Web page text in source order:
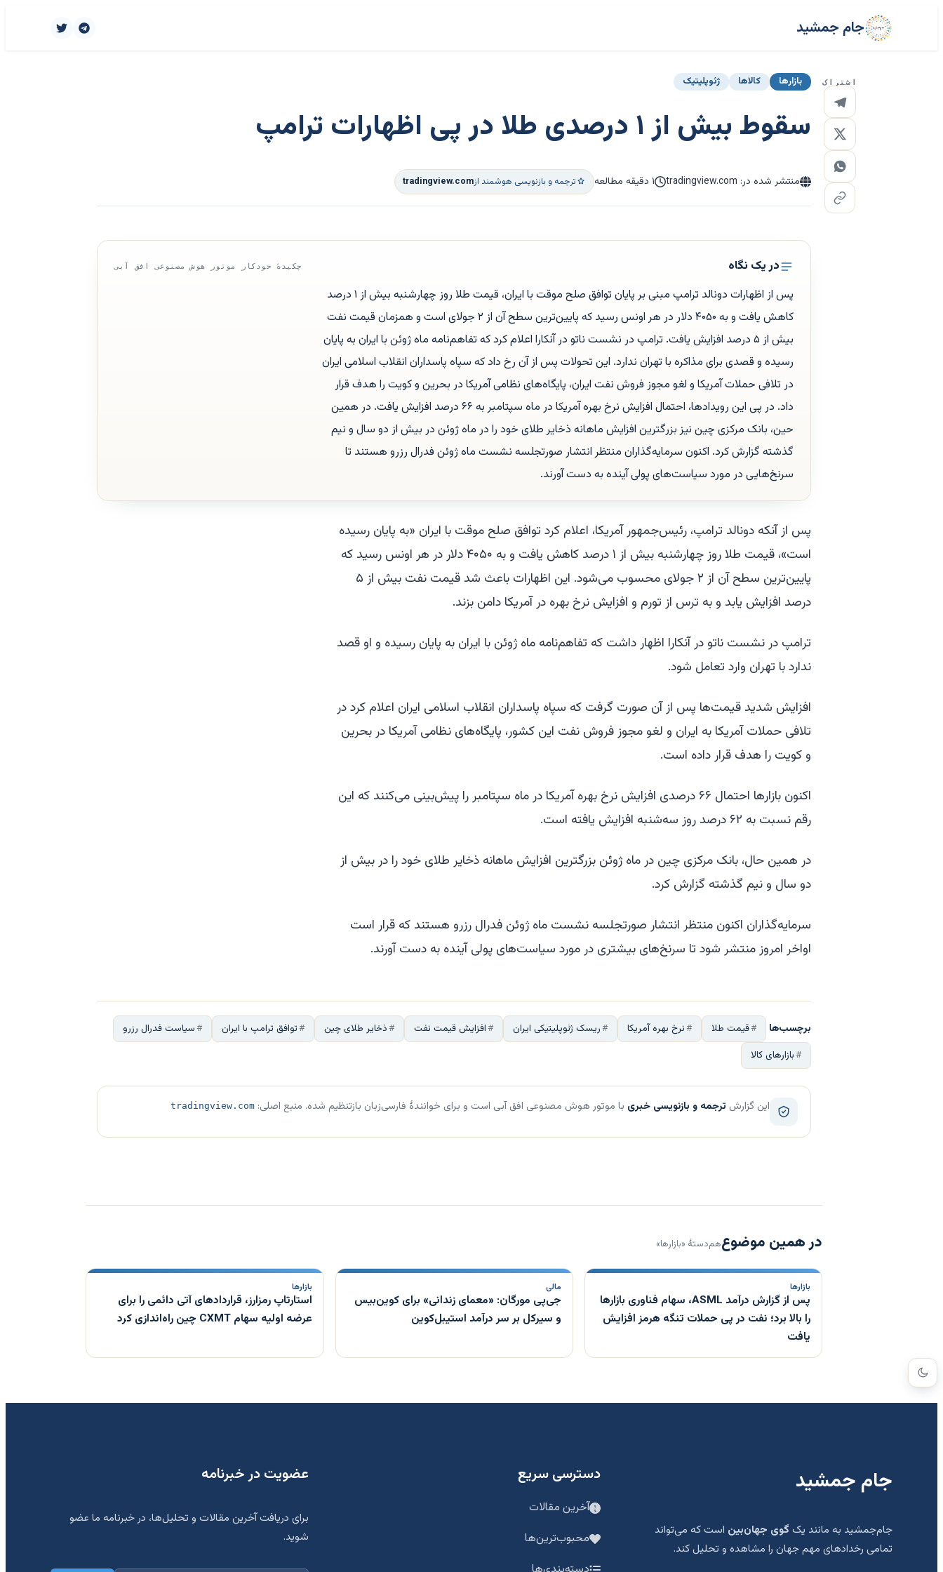
جام جمشید
اشتراک بازارها کالاها ژئوپلیتیک
سقوط بیش از ۱ درصدی طلا در پی اظهارات ترامپ
منتشر شده در: tradingview.com ۱ دقیقه مطالعه ترجمه و بازنویسی هوشمند ازtradingview.com
در یک نگاه چکیدهٔ خودکار موتور هوش مصنوعی افق آبی
پس از اظهارات دونالد ترامپ مبنی بر پایان توافق صلح موقت با ایران، قیمت طلا روز چهارشنبه بیش از ۱ درصد
کاهش یافت و به ۴۰۵۰ دلار در هر اونس رسید که پایین‌ترین سطح آن از ۲ جولای است و همزمان قیمت نفت
بیش از ۵ درصد افزایش یافت. ترامپ در نشست ناتو در آنکارا اعلام کرد که تفاهم‌نامه ماه ژوئن با ایران به پایان
رسیده و قصدی برای مذاکره با تهران ندارد. این تحولات پس از آن رخ داد که سپاه پاسداران انقلاب اسلامی ایران
در تلافی حملات آمریکا و لغو مجوز فروش نفت ایران، پایگاه‌های نظامی آمریکا در بحرین و کویت را هدف قرار
داد. در پی این رویدادها، احتمال افزایش نرخ بهره آمریکا در ماه سپتامبر به ۶۶ درصد افزایش یافت. در همین
حین، بانک مرکزی چین نیز بزرگترین افزایش ماهانه ذخایر طلای خود را در ماه ژوئن در بیش از دو سال و نیم
گذشته گزارش کرد. اکنون سرمایه‌گذاران منتظر انتشار صورتجلسه نشست ماه ژوئن فدرال رزرو هستند تا
سرنخ‌هایی در مورد سیاست‌های پولی آینده به دست آورند.
پس از آنکه دونالد ترامپ، رئیس‌جمهور آمریکا، اعلام کرد توافق صلح موقت با ایران «به پایان رسیده
است»، قیمت طلا روز چهارشنبه بیش از ۱ درصد کاهش یافت و به ۴۰۵۰ دلار در هر اونس رسید که
پایین‌ترین سطح آن از ۲ جولای محسوب می‌شود. این اظهارات باعث شد قیمت نفت بیش از ۵
درصد افزایش یابد و به ترس از تورم و افزایش نرخ بهره در آمریکا دامن بزند.
ترامپ در نشست ناتو در آنکارا اظهار داشت که تفاهم‌نامه ماه ژوئن با ایران به پایان رسیده و او قصد
ندارد با تهران وارد تعامل شود.
افزایش شدید قیمت‌ها پس از آن صورت گرفت که سپاه پاسداران انقلاب اسلامی ایران اعلام کرد در
تلافی حملات آمریکا به ایران و لغو مجوز فروش نفت این کشور، پایگاه‌های نظامی آمریکا در بحرین
و کویت را هدف قرار داده است.
اکنون بازارها احتمال ۶۶ درصدی افزایش نرخ بهره آمریکا در ماه سپتامبر را پیش‌بینی می‌کنند که این
رقم نسبت به ۶۲ درصد روز سه‌شنبه افزایش یافته است.
در همین حال، بانک مرکزی چین در ماه ژوئن بزرگترین افزایش ماهانه ذخایر طلای خود را در بیش از
دو سال و نیم گذشته گزارش کرد.
سرمایه‌گذاران اکنون منتظر انتشار صورتجلسه نشست ماه ژوئن فدرال رزرو هستند که قرار است
اواخر امروز منتشر شود تا سرنخ‌های بیشتری در مورد سیاست‌های پولی آینده به دست آورند.
برچسب‌ها قیمت طلا نرخ بهره آمریکا ریسک ژئوپلیتیکی ایران افزایش قیمت نفت ذخایر طلای چین توافق ترامپ با ایران
سیاست فدرال رزرو
بازارهای کالا
این گزارش ترجمه و بازنویسی خبری با موتور هوش مصنوعی افق آبی است و برای خوانندهٔ فارسی‌زبان بازتنظیم شده. منبع اصلی: tradingview.com
در همین موضوعهم‌دستهٔ «بازارها»
بازارها
پس از گزارش درآمد ASML، سهام فناوری بازارها
را بالا برد؛ نفت در پی حملات تنگه هرمز افزایش
یافت
مالی
جی‌پی مورگان: «معمای زندانی» برای کوین‌بیس
و سیرکل بر سر درآمد استیبل‌کوین
بازارها
استارتاپ رمزارز، قراردادهای آتی دائمی را برای
عرضه اولیه سهام CXMT چین راه‌اندازی کرد
جام جمشید
جام‌جمشید به مانند یک گوی جهان‌بین است که می‌تواند
تمامی رخدادهای مهم جهان را مشاهده و تحلیل کند.
دسترسی سریع
آخرین مقالات
محبوب‌ترین‌ها
عضویت در خبرنامه
برای دریافت آخرین مقالات و تحلیل‌ها، در خبرنامه ما عضو
شوید.